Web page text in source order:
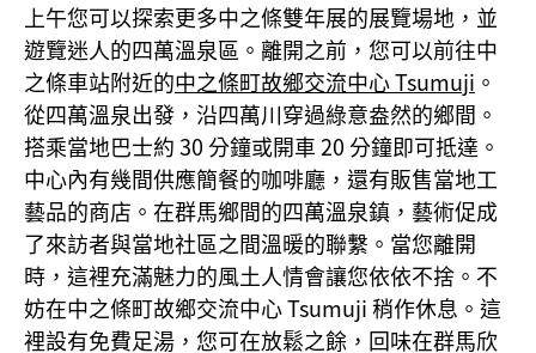
上午您可以探索更多中之條雙年展的展覽場地，並
遊覽迷人的四萬溫泉區。離開之前，您可以前往中
之條車站附近的中之條町故鄉交流中心 Tsumuji 。
從四萬溫泉出發，沿四萬川穿過綠意盎然的鄉間。
搭乘當地巴士約 30 分鐘或開車 20 分鐘即可抵達。
中心內有幾間供應簡餐的咖啡廳，還有販售當地工
藝品的商店。在群馬鄉間的四萬溫泉鎮，藝術促成
了來訪者與當地社區之間溫暖的聯繫。當您離開
時，這裡充滿魅力的風土人情會讓您依依不捨。不
妨在中之條町故鄉交流中心 Tsumuji 稍作休息。這
裡設有免費足湯，您可在放鬆之餘，回味在群馬欣